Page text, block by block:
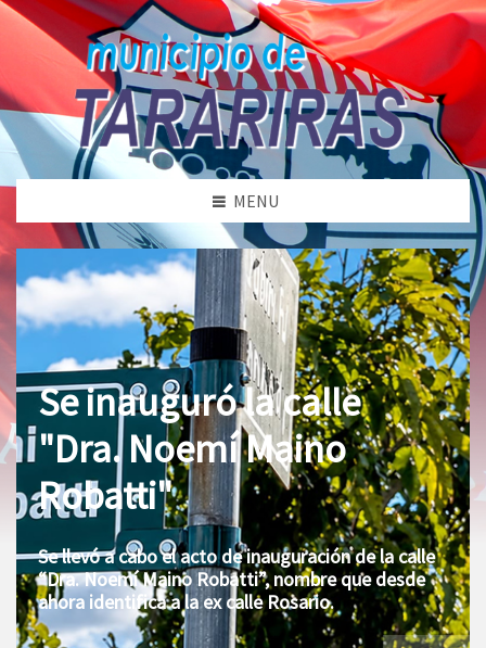
MENU
Se inauguró la calle
"Dra. Noemí Maino
Robatti"
Se llevó a cabo el acto de inauguración de la calle
“Dra. Noemí Maino Robatti”, nombre que desde
ahora identifica a la ex calle Rosario.